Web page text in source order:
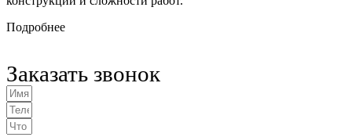
Подробнее
Заказать звонок